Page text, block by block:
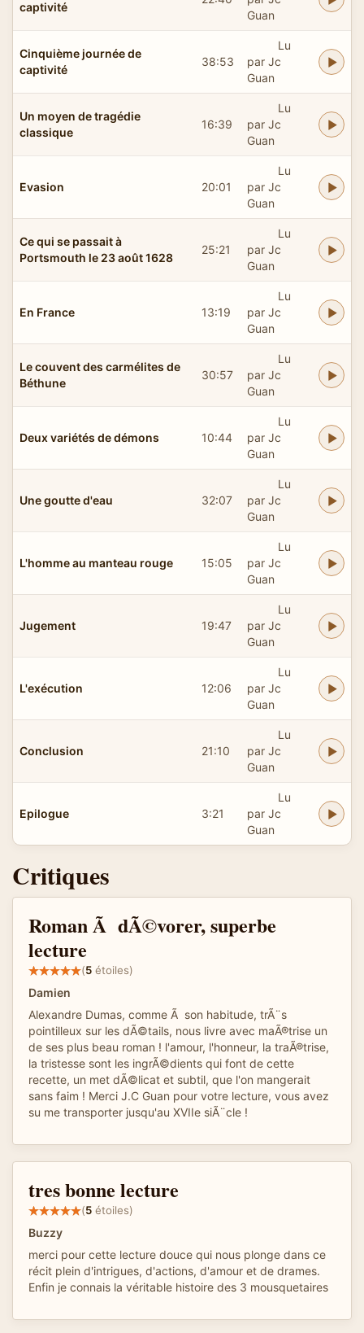
captivité
Guan
Cinquième journée de
captivité
38:53
Lu
par Jc
Guan
Un moyen de tragédie
classique
16:39
Lu
par Jc
Guan
Evasion 20:01
Lu
par Jc
Guan
Ce qui se passait à
Portsmouth le 23 août 1628
25:21
Lu
par Jc
Guan
En France 13:19
Lu
par Jc
Guan
Le couvent des carmélites de
Béthune
30:57
Lu
par Jc
Guan
Deux variétés de démons 10:44
Lu
par Jc
Guan
Une goutte d'eau 32:07
Lu
par Jc
Guan
L'homme au manteau rouge 15:05
Lu
par Jc
Guan
Jugement 19:47
Lu
par Jc
Guan
L'exécution 12:06
Lu
par Jc
Guan
Conclusion 21:10
Lu
par Jc
Guan
Epilogue 3:21
Lu
par Jc
Guan
Critiques
Roman Ã dÃ©vorer, superbe
lecture
(5 étoiles)
Damien
Alexandre Dumas, comme Ã son habitude, trÃ¨s
pointilleux sur les dÃ©tails, nous livre avec maÃ®trise un
de ses plus beau roman ! l'amour, l'honneur, la traÃ®trise,
la tristesse sont les ingrÃ©dients qui font de cette
recette, un met dÃ©licat et subtil, que l'on mangerait
sans faim ! Merci J.C Guan pour votre lecture, vous avez
su me transporter jusqu'au XVIIe siÃ¨cle !
tres bonne lecture
(5 étoiles)
Buzzy
merci pour cette lecture douce qui nous plonge dans ce
récit plein d'intrigues, d'actions, d'amour et de drames.
Enfin je connais la véritable histoire des 3 mousquetaires